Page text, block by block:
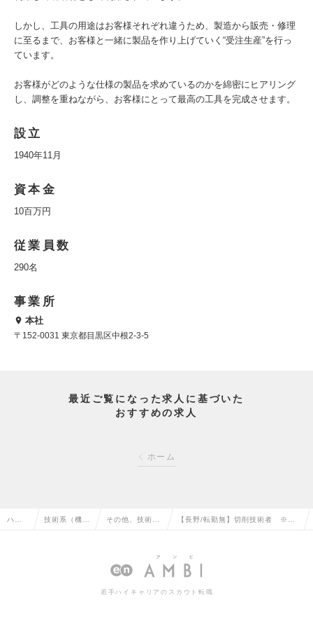
しかし、工具の用途はお客様それぞれ違うため、製造から販売・修理
に至るまで、お客様と一緒に製品を作り上げていく“受注生産”を行っ
ています。
お客様がどのような仕様の製品を求めているのかを綿密にヒアリング
し、調整を重ねながら、お客様にとって最高の工具を完成させます。
設立
1940年11月
資本金
10百万円
従業員数
290名
事業所
本社
〒152-0031 東京都目黒区中根2-3-5
最近ご覧になった求人に基づいた
おすすめの求人
ホーム
ハイ 技術系（機 その他、技術系
ロ・自動車）の
【長野/転勤無】切削技術者 ※転
老舗ダイヤモンド工具メーカーの
若手ハイキャリアのスカウト転職